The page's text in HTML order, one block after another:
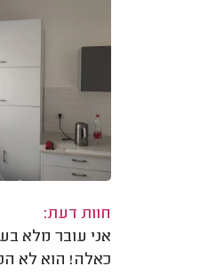
חוות דעת:
אני עובר מלא
כאלה! הוא לא